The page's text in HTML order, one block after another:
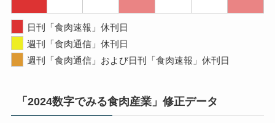
日刊「食肉速報」休刊日
週刊「食肉通信」休刊日
週刊「食肉通信」および日刊「食肉速報」休刊日
「2024数字でみる食肉産業」修正データ